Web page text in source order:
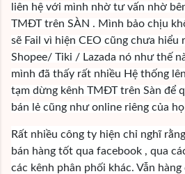
liên hệ với mình nhờ tư vấn nhờ
TMĐT trên SÀN . Mình bảo chịu
sẽ Fail vì hiện CEO cũng chưa hiểu
Shopee/ Tiki / Lazada nó như thế
mình đã thấy rất nhiều Hệ thống
tạm dừng kênh TMĐT trên Sàn để
bán lẻ cũng như online riêng của họ
Rất nhiều công ty hiện chỉ nghĩ
bán hàng tốt qua facebook , qua
các kênh phân phối khác. Vẫn